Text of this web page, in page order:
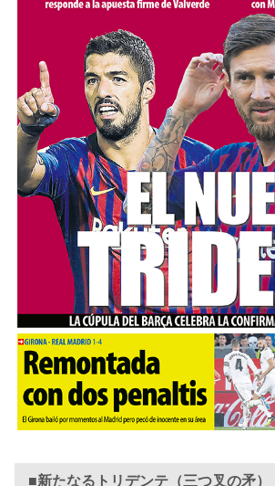
■新たなるトリデンテ（三つ叉の矛）